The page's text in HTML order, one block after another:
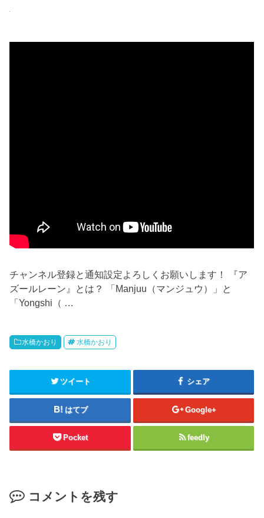
チャンネル登録と通知設定よろしくお願いします！ 『ア
ズールレーン』とは？ 「Manjuu（マンジュウ）」と
「Yongshi（ …
水橋かおり 水橋かおり
ツイート シェア
はてブ Google+
Pocket feedly
コメントを残す